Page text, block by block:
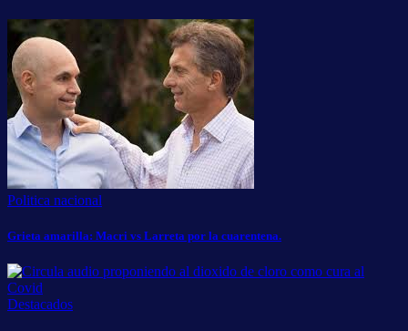
Politica nacional
Grieta amarilla: Macri vs Larreta por la cuarentena.
Destacados